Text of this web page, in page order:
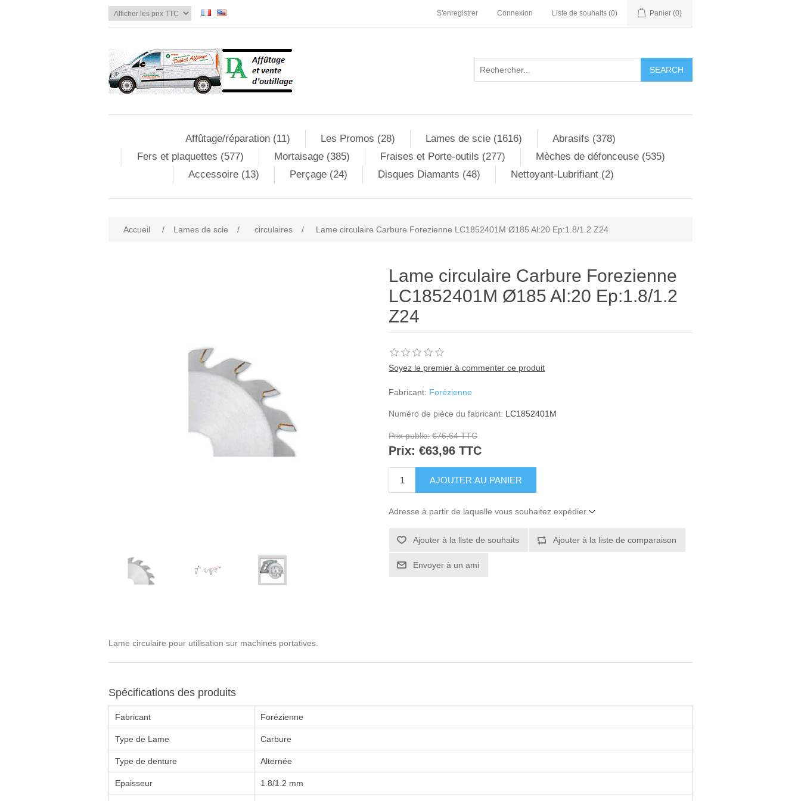
S'enregistrer Connexion Liste de souhaits (0) Panier (0)
Affûtage/réparation (11) Les Promos (28) Lames de scie (1616)
Abrasifs (378)
Fers et plaquettes (577)
Mortaisage (385) Fraises et Porte-outils (277)
Mèches de défonceuse (535)
Accessoire (13)
Perçage (24) Disques Diamants (48) Nettoyant-Lubrifiant (2)
Accueil / Lames de scie / circulaires / Lame circulaire Carbure Forezienne LC1852401M Ø185 Al:20 Ep:1.8/1.2 Z24
Lame circulaire Carbure Forezienne
LC1852401M Ø185 Al:20 Ep:1.8/1.2
Z24
Soyez le premier à commenter ce produit
Fabricant: Forézienne
Numéro de pièce du fabricant: LC1852401M
Prix public: €76,64 TTC
Prix: €63,96 TTC
Adresse à partir de laquelle vous souhaitez expédier
Lame circulaire pour utilisation sur machines portatives.
Spécifications des produits
Fabricant Forézienne
Type de Lame Carbure
Type de denture Alternée
Epaisseur 1.8/1.2 mm